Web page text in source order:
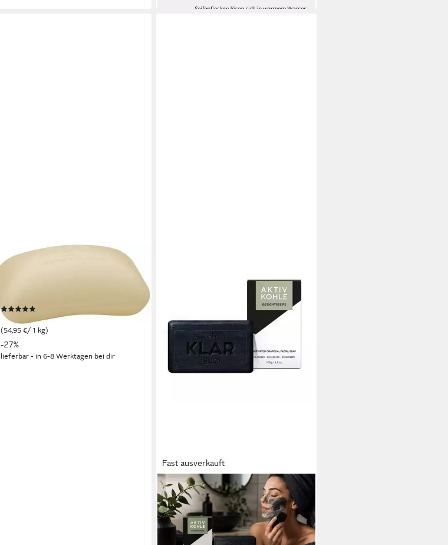
TAYLOR OF OLD BOND STREET
ab 10,99 € UVP
(54,95 €/ 1 kg)
-27%
lieferbar - in 6-8 Werktagen bei dir
Fast ausverkauft
KLAR SEIFE
Gesichtsseife Aktivkohle 100 g, 1-tlg.,
Gesichtsseife – Natürliche Reinigung
& Pflege für reine Haut
ab 6,49 €